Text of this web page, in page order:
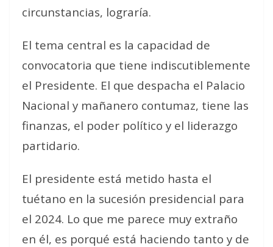
circunstancias, lograría.
El tema central es la capacidad de
convocatoria que tiene indiscutiblemente
el Presidente. El que despacha el Palacio
Nacional y mañanero contumaz, tiene las
finanzas, el poder político y el liderazgo
partidario.
El presidente está metido hasta el
tuétano en la sucesión presidencial para
el 2024. Lo que me parece muy extraño
en él, es porqué está haciendo tanto y de